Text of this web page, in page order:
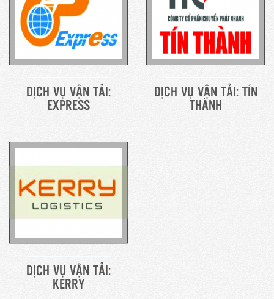
DỊCH VỤ VẬN TẢI:
EXPRESS
DỊCH VỤ VẬN TẢI: TÍN
THÀNH
DỊCH VỤ VẬN TẢI:
KERRY